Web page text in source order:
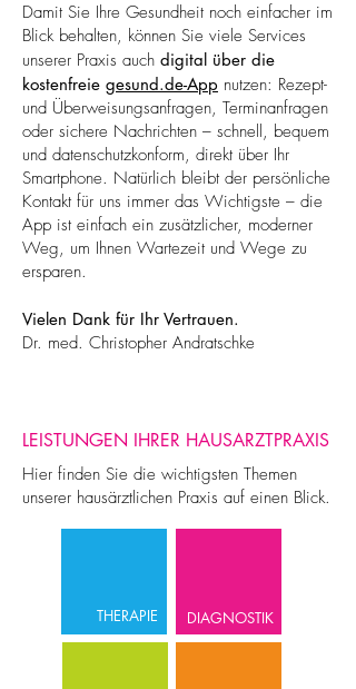
Damit Sie Ihre Gesundheit noch einfacher im
Blick behalten, können Sie viele Services
unserer Praxis auch digital über die
kostenfreie gesund.de-App nutzen: Rezept-
und Überweisungsanfragen, Terminanfragen
oder sichere Nachrichten – schnell, bequem
und datenschutzkonform, direkt über Ihr
Smartphone. Natürlich bleibt der persönliche
Kontakt für uns immer das Wichtigste – die
App ist einfach ein zusätzlicher, moderner
Weg, um Ihnen Wartezeit und Wege zu
ersparen.
Vielen Dank für Ihr Vertrauen.
Dr. med. Christopher Andratschke
LEISTUNGEN IHRER HAUSARZTPRAXIS
Hier finden Sie die wichtigsten Themen
unserer hausärztlichen Praxis auf einen Blick.
THERAPIE DIAGNOSTIK